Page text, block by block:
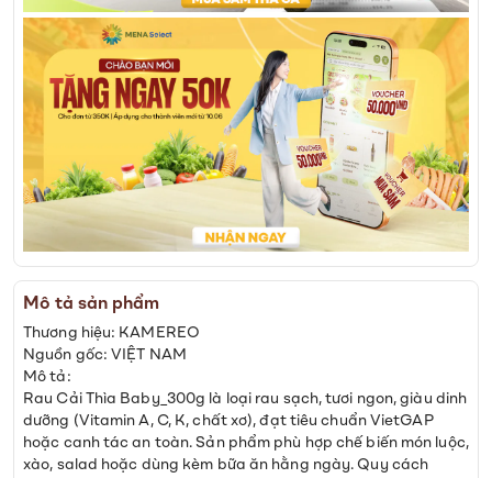
Mô tả sản phẩm
Thương hiệu: KAMEREO
Nguồn gốc: VIỆT NAM
Mô tả:
Rau Cải Thìa Baby_300g là loại rau sạch, tươi ngon, giàu dinh
dưỡng (Vitamin A, C, K, chất xơ), đạt tiêu chuẩn VietGAP
hoặc canh tác an toàn. Sản phẩm phù hợp chế biến món luộc,
xào, salad hoặc dùng kèm bữa ăn hằng ngày. Quy cách